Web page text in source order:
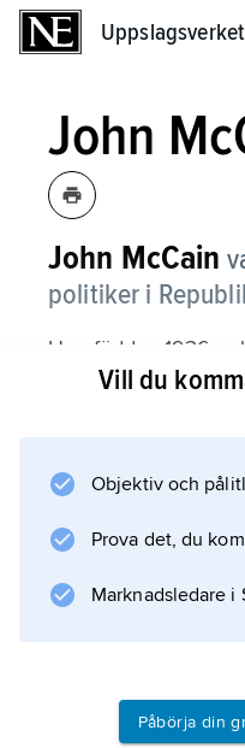
Uppslagsverket
John
John McCain
politiker i
Han föddes 1936
satt han i
Vill du
Objektiv och
Prova det, du
Marknadsledare i
Påbörja din